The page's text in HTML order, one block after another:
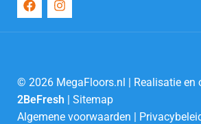
© 2026 MegaFloors.nl | Realisatie en
2BeFresh | Sitemap
Algemene voorwaarden |